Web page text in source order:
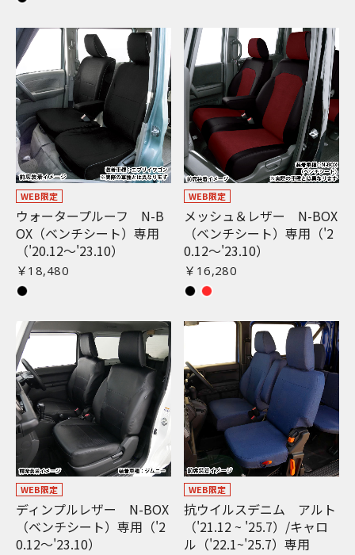
WEB限定
ウォータープルーフ N-B
OX（ベンチシート）専用
（'20.12〜'23.10）
￥18,480
WEB限定
メッシュ＆レザー N-BOX
（ベンチシート）専用（'2
0.12〜'23.10）
￥16,280
WEB限定
ディンプルレザー N-BOX
（ベンチシート）専用（'2
0.12〜'23.10）
WEB限定
抗ウイルスデニム アルト
（'21.12 ~ '25.7）/キャロ
ル（'22.1~'25.7）専用
カートへ進む